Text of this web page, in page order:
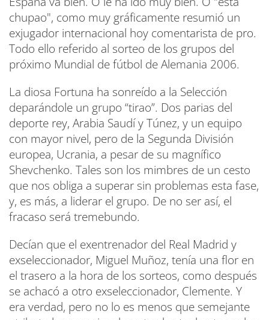
chupao", como muy gráficamente resumió un
exjugador internacional hoy comentarista de pro.
Todo ello referido al sorteo de los grupos del
próximo Mundial de fútbol de Alemania 2006.
La diosa Fortuna ha sonreído a la Selección
deparándole un grupo “tirao”. Dos parias del
deporte rey, Arabia Saudí y Túnez, y un equipo
con mayor nivel, pero de la Segunda División
europea, Ucrania, a pesar de su magnífico
Shevchenko. Tales son los mimbres de un cesto
que nos obliga a superar sin problemas esta fase,
y, es más, a liderar el grupo. De no ser así, el
fracaso será tremebundo.
Decían que el exentrenador del Real Madrid y
exseleccionador, Miguel Muñoz, tenía una flor en
el trasero a la hora de los sorteos, como después
se achacó a otro exseleccionador, Clemente. Y
era verdad, pero no lo es menos que semejante